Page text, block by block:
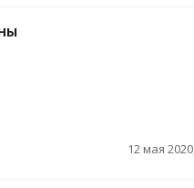
12 мая